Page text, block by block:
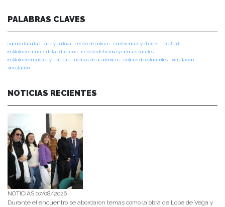
PALABRAS CLAVES
agenda facultad arte y cultura centro de noticias conferencias y charlas
facultad
instituto de ciencias de la educación
instituto de historia y ciencias sociales
instituto de lingüística y literatura
noticias de académicos noticias de estudiantes
vinculacion
vinculación
NOTICIAS RECIENTES
NOTICIAS 07/08/2026
Durante el encuentro se abordaron temas como la obra de Lope de Vega y